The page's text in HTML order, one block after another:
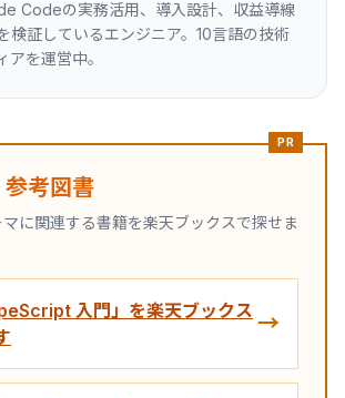
Codeの実務活用、導入設計、収益導線
検証しているエンジニア。10言語の技術
アを運営中。
PR
参考図書
に関連する書籍を楽天ブックスで探せま
入門」を楽天ブックス →